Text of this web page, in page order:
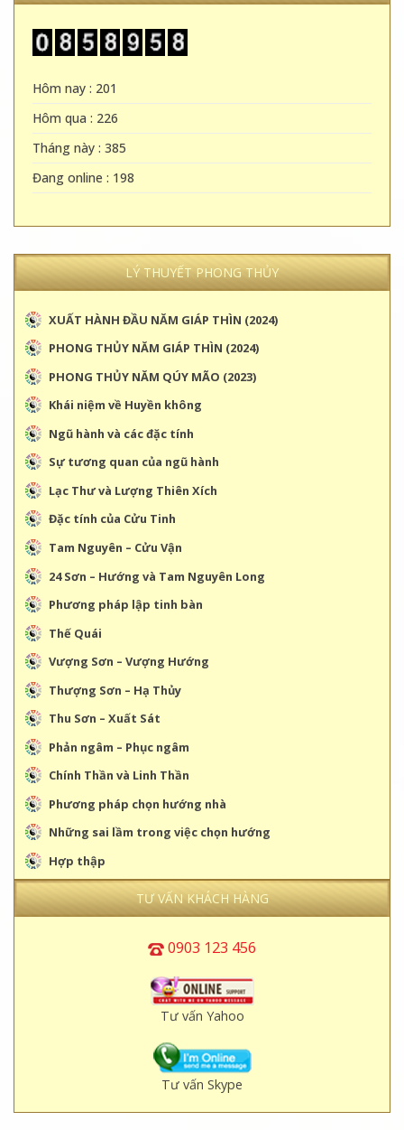
Hôm nay : 201
Hôm qua : 226
Tháng này : 385
Đang online : 198
LÝ THUYẾT PHONG THỦY
XUẤT HÀNH ĐẦU NĂM GIÁP THÌN (2024)
PHONG THỦY NĂM GIÁP THÌN (2024)
PHONG THỦY NĂM QÚY MÃO (2023)
Khái niệm về Huyền không
Ngũ hành và các đặc tính
Sự tương quan của ngũ hành
Lạc Thư và Lượng Thiên Xích
Đặc tính của Cửu Tinh
Tam Nguyên – Cửu Vận
24 Sơn – Hướng và Tam Nguyên Long
Phương pháp lập tinh bàn
Thế Quái
Vượng Sơn – Vượng Hướng
Thượng Sơn – Hạ Thủy
Thu Sơn – Xuất Sát
Phản ngâm – Phục ngâm
Chính Thần và Linh Thần
Phương pháp chọn hướng nhà
Những sai lầm trong việc chọn hướng
Hợp thập
TƯ VẤN KHÁCH HÀNG
0903 123 456
Tư vấn Yahoo
Tư vấn Skype